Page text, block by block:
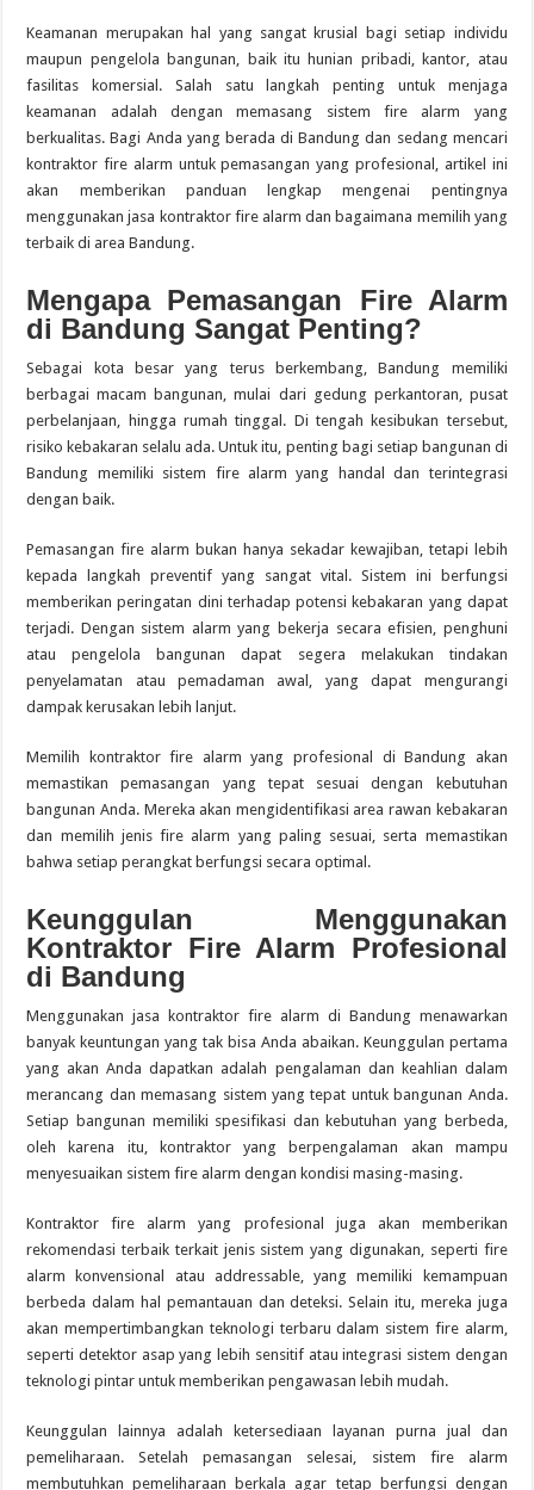
Keamanan merupakan hal yang sangat krusial bagi setiap individu
maupun pengelola bangunan, baik itu hunian pribadi, kantor, atau
fasilitas komersial. Salah satu langkah penting untuk menjaga
keamanan adalah dengan memasang sistem fire alarm yang
berkualitas. Bagi Anda yang berada di Bandung dan sedang mencari
kontraktor fire alarm untuk pemasangan yang profesional, artikel ini
akan memberikan panduan lengkap mengenai pentingnya
menggunakan jasa kontraktor fire alarm dan bagaimana memilih yang
terbaik di area Bandung.
Mengapa Pemasangan Fire Alarm
di Bandung Sangat Penting?
Sebagai kota besar yang terus berkembang, Bandung memiliki
berbagai macam bangunan, mulai dari gedung perkantoran, pusat
perbelanjaan, hingga rumah tinggal. Di tengah kesibukan tersebut,
risiko kebakaran selalu ada. Untuk itu, penting bagi setiap bangunan di
Bandung memiliki sistem fire alarm yang handal dan terintegrasi
dengan baik.
Pemasangan fire alarm bukan hanya sekadar kewajiban, tetapi lebih
kepada langkah preventif yang sangat vital. Sistem ini berfungsi
memberikan peringatan dini terhadap potensi kebakaran yang dapat
terjadi. Dengan sistem alarm yang bekerja secara efisien, penghuni
atau pengelola bangunan dapat segera melakukan tindakan
penyelamatan atau pemadaman awal, yang dapat mengurangi
dampak kerusakan lebih lanjut.
Memilih kontraktor fire alarm yang profesional di Bandung akan
memastikan pemasangan yang tepat sesuai dengan kebutuhan
bangunan Anda. Mereka akan mengidentifikasi area rawan kebakaran
dan memilih jenis fire alarm yang paling sesuai, serta memastikan
bahwa setiap perangkat berfungsi secara optimal.
Keunggulan Menggunakan
Kontraktor Fire Alarm Profesional
di Bandung
Menggunakan jasa kontraktor fire alarm di Bandung menawarkan
banyak keuntungan yang tak bisa Anda abaikan. Keunggulan pertama
yang akan Anda dapatkan adalah pengalaman dan keahlian dalam
merancang dan memasang sistem yang tepat untuk bangunan Anda.
Setiap bangunan memiliki spesifikasi dan kebutuhan yang berbeda,
oleh karena itu, kontraktor yang berpengalaman akan mampu
menyesuaikan sistem fire alarm dengan kondisi masing-masing.
Kontraktor fire alarm yang profesional juga akan memberikan
rekomendasi terbaik terkait jenis sistem yang digunakan, seperti fire
alarm konvensional atau addressable, yang memiliki kemampuan
berbeda dalam hal pemantauan dan deteksi. Selain itu, mereka juga
akan mempertimbangkan teknologi terbaru dalam sistem fire alarm,
seperti detektor asap yang lebih sensitif atau integrasi sistem dengan
teknologi pintar untuk memberikan pengawasan lebih mudah.
Keunggulan lainnya adalah ketersediaan layanan purna jual dan
pemeliharaan. Setelah pemasangan selesai, sistem fire alarm
membutuhkan pemeliharaan berkala agar tetap berfungsi dengan